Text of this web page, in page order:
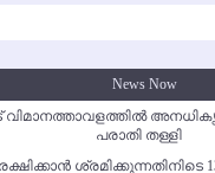
News Now
വിമാനത്താവളത്തില്‍ അനധികൃത
പരാതി തള്ളി